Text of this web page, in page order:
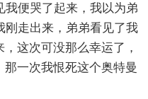
我便哭了起来，我以为弟
刚走出来，弟弟看见了我
这次可没那么幸运了，
一次我恨死这个奥特曼